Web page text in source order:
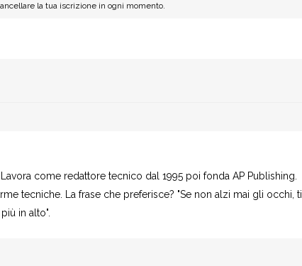
la tua iscrizione in ogni momento.
come redattore tecnico dal 1995 poi fonda AP Publishing.
tecniche. La frase che preferisce? "Se non alzi mai gli occhi, ti
in alto".